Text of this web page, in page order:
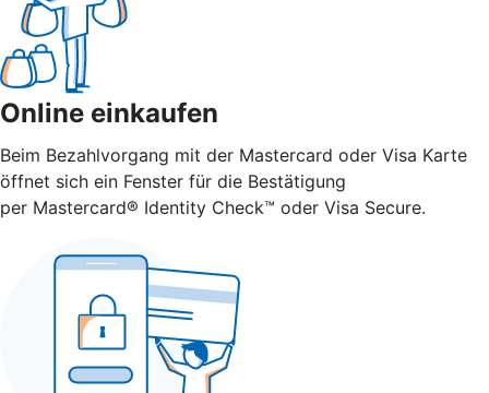
Online einkaufen
Beim Bezahlvorgang mit der Mastercard oder Visa Karte
öffnet sich ein Fenster für die Bestätigung
per Mastercard® Identity Check™ oder Visa Secure.